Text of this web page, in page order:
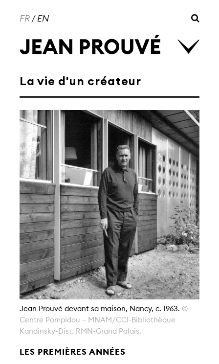
FR/EN
La vie d'un créateur
Jean Prouvé devant sa maison, Nancy, c. 1963. ©
Centre Pompidou – MNAM/CCI-Bibliothèque
Kandinsky-Dist. RMN-Grand Palais.
LES PREMIÈRES ANNÉES